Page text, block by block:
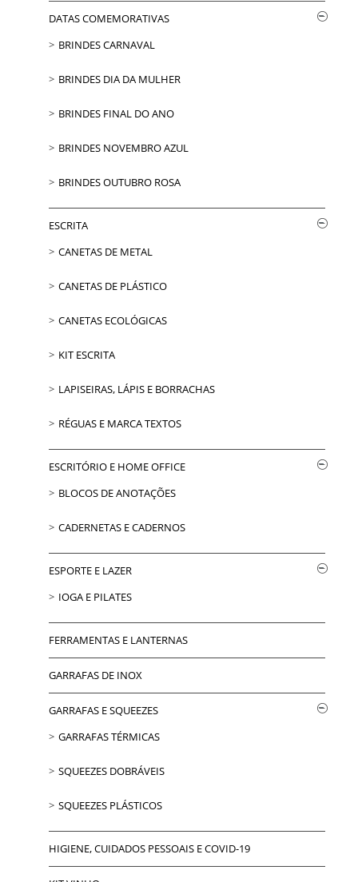
DATAS COMEMORATIVAS
BRINDES CARNAVAL
BRINDES DIA DA MULHER
BRINDES FINAL DO ANO
BRINDES NOVEMBRO AZUL
BRINDES OUTUBRO ROSA
ESCRITA
CANETAS DE METAL
CANETAS DE PLÁSTICO
CANETAS ECOLÓGICAS
KIT ESCRITA
LAPISEIRAS, LÁPIS E BORRACHAS
RÉGUAS E MARCA TEXTOS
ESCRITÓRIO E HOME OFFICE
BLOCOS DE ANOTAÇÕES
CADERNETAS E CADERNOS
ESPORTE E LAZER
IOGA E PILATES
FERRAMENTAS E LANTERNAS
GARRAFAS DE INOX
GARRAFAS E SQUEEZES
GARRAFAS TÉRMICAS
SQUEEZES DOBRÁVEIS
SQUEEZES PLÁSTICOS
HIGIENE, CUIDADOS PESSOAIS E COVID-19